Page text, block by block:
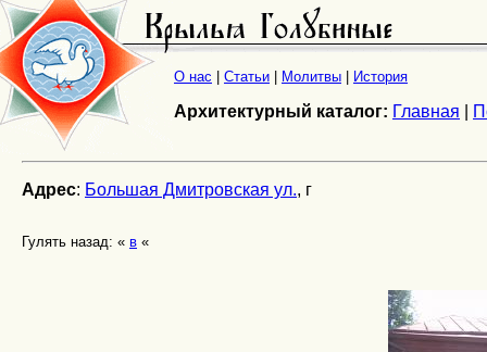
О нас Статьи Молитвы История
Архитектурный каталог: Главная
Адрес: Большая Дмитровская ул., г
Гулять назад: « в «